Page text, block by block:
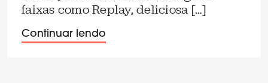
faixas como Replay, deliciosa […]
Continuar lendo